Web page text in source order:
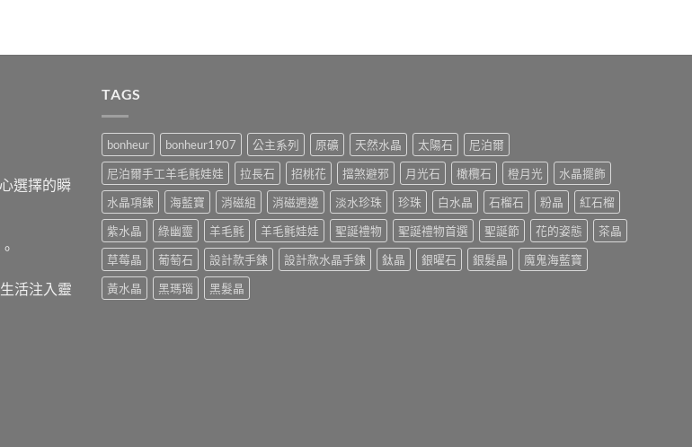
選擇的瞬
活注入靈
TAGS
bonheur bonheur1907 公主系列 原礦 天然水晶 太陽石
尼泊爾
尼泊爾手工羊毛氈娃娃
拉長石 招桃花 擋煞避邪 月光石 橄欖石 橙月光
水晶擺飾
水晶項鍊
海藍寶 消磁組 消磁週邊 淡水珍珠 珍珠 白水晶 石榴石 粉晶
紅石榴
紫水晶
綠幽靈 羊毛氈 羊毛氈娃娃 聖誕禮物 聖誕禮物首選 聖誕節 花的姿態
茶晶
草莓晶
葡萄石 設計款手鍊 設計款水晶手鍊 鈦晶 銀曜石 銀髮晶
魔鬼海藍寶
黃水晶
黑瑪瑙 黑髮晶